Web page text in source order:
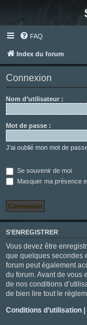
FAQ
Index du forum
Connexion
Nom d’utilisateur :
Mot de passe :
J’ai oublié mon mot de
Se souvenir de moi
Masquer ma présence
S’ENREGISTRER
Vous devez être
que quelques secondes
forum peut également
du forum. Avant de vous
de nos conditions
de bien lire tout le
Conditions d’utilisation |